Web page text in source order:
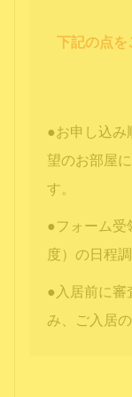
下記の点を
●お申し込み
望のお部屋
す。
●フォーム受
度）の日程
●入居前に審
み、ご入居